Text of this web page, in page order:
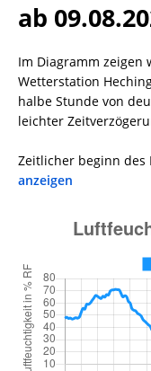
ab
Im Diagramm zeigen
Wetterstation
halbe Stunde von
leichter
Zeitlicher beginn des
anzeigen